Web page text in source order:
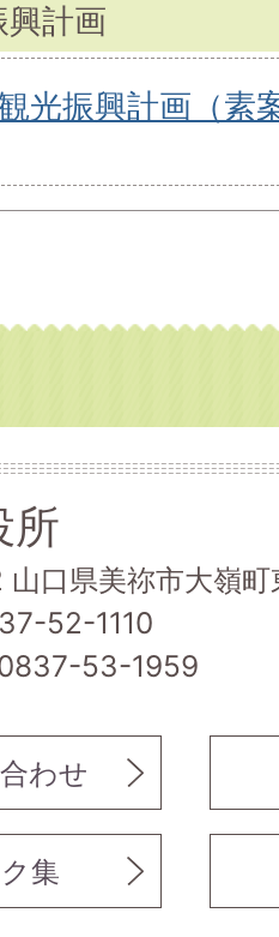
興計画
光振興計画（素
所
口県美祢市大嶺
52-1110
53-1959
わせ
集